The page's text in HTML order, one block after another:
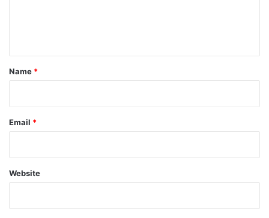
*
Name *
Email *
Website